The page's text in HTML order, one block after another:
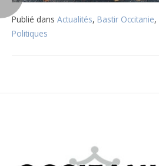
Publié dans Actualités, Bastir Occitanie,
Politiques